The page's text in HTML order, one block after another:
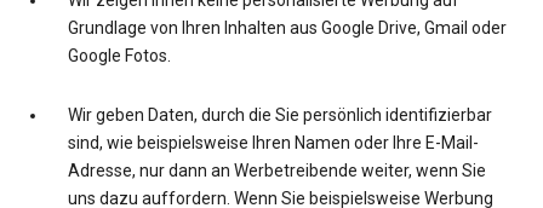
Grundlage von Ihren Inhalten aus Google Drive, Gmail oder
Google Fotos.
Wir geben Daten, durch die Sie persönlich identifizierbar
sind, wie beispielsweise Ihren Namen oder Ihre E-Mail-
Adresse, nur dann an Werbetreibende weiter, wenn Sie
uns dazu auffordern. Wenn Sie beispielsweise Werbung